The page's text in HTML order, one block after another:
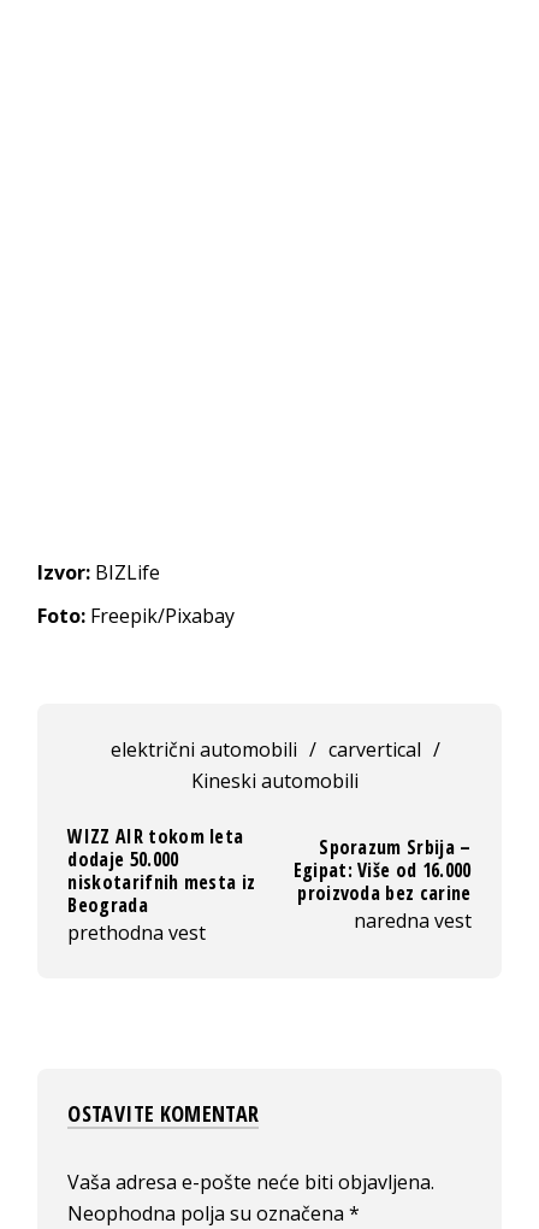
Izvor: BIZLife
Foto: Freepik/Pixabay
električni automobili / carvertical /
Kineski automobili
WIZZ AIR tokom leta
dodaje 50.000
niskotarifnih mesta iz
Beograda
prethodna vest
Sporazum Srbija –
Egipat: Više od 16.000
proizvoda bez carine
naredna vest
OSTAVITE KOMENTAR
Vaša adresa e-pošte neće biti objavljena.
Neophodna polja su označena*